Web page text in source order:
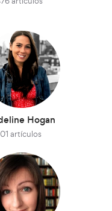
Hogan
artículos